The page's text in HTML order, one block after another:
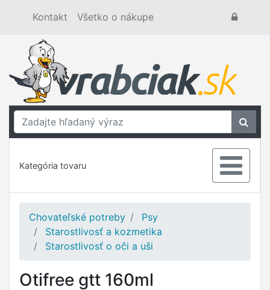
Kontakt Všetko o nákupe
Kategória tovaru
Chovateľské potreby
Psy
Starostlivosť a kozmetika
Starostlivosť o oči a uši
Otifree gtt 160ml